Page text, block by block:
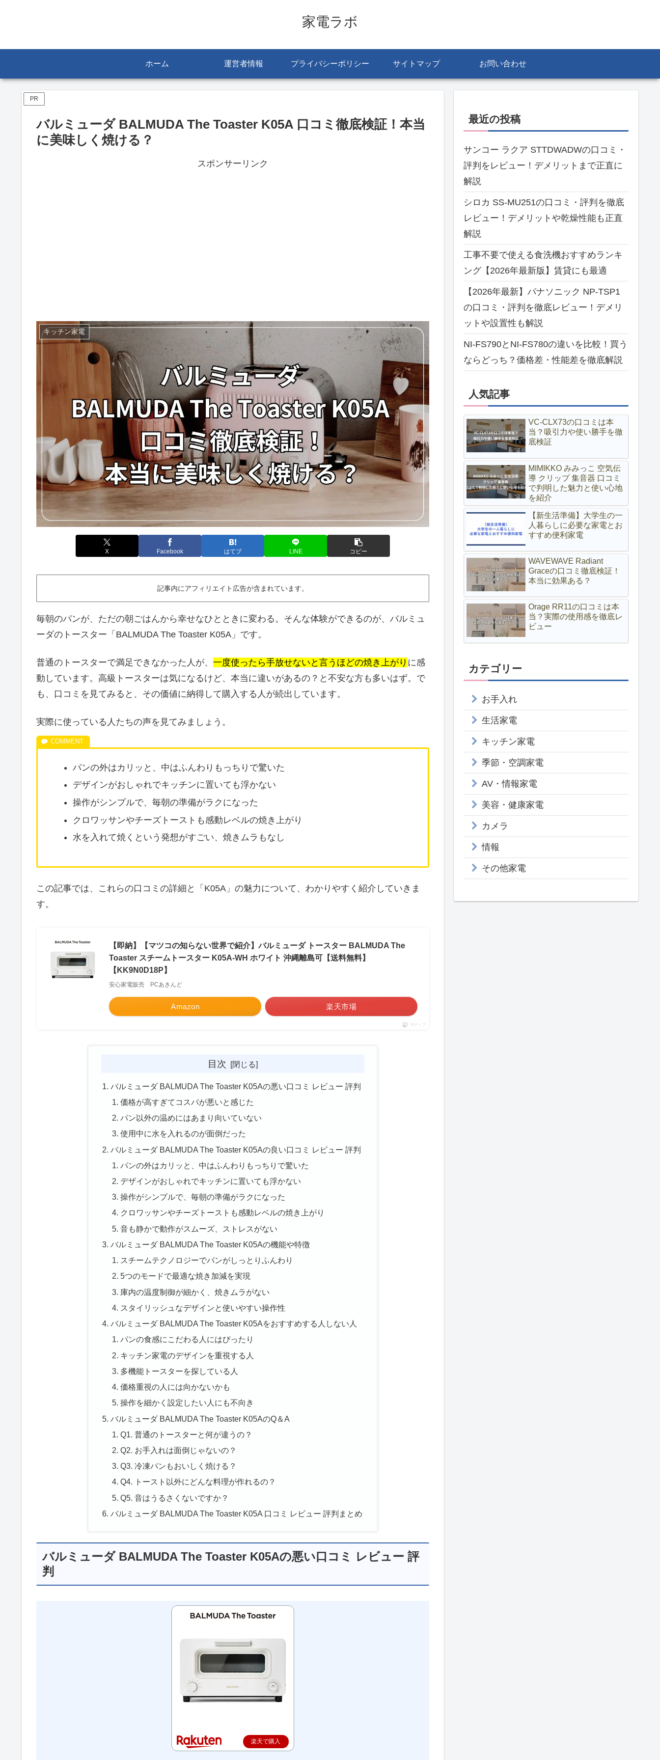
家電ラボ
ホーム 運営者情報 プライバシーポリシー サイトマップ お問い合わせ
PR
バルミューダ BALMUDA The Toaster K05A 口コミ徹底検証！本当
に美味しく焼ける？
スポンサーリンク
キッチン家電
X Facebook はてブ LINE コピー
記事内にアフィリエイト広告が含まれています。
毎朝のパンが、ただの朝ごはんから幸せなひとときに変わる。そんな体験ができるのが、バルミュ
ーダのトースター「BALMUDA The Toaster K05A」です。
普通のトースターで満足できなかった人が、 一度使ったら手放せないと言うほどの焼き上がり に感
動しています。高級トースターは気になるけど、本当に違いがあるの？と不安な方も多いはず。で
も、口コミを見てみると、その価値に納得して購入する人が続出しています。
実際に使っている人たちの声を見てみましょう。
パンの外はカリッと、中はふんわりもっちりで驚いた
デザインがおしゃれでキッチンに置いても浮かない
操作がシンプルで、毎朝の準備がラクになった
クロワッサンやチーズトーストも感動レベルの焼き上がり
水を入れて焼くという発想がすごい、焼きムラもなし
この記事では、これらの口コミの詳細と「K05A」の魅力について、わかりやすく紹介していきま
す。
【即納】【マツコの知らない世界で紹介】バルミューダ トースター BALMUDA The
Toaster スチームトースター K05A-WH ホワイト 沖縄離島可【送料無料】
【KK9N0D18P】
安心家電販売 PCあきんど
Amazon 楽天市場
ポチップ
目次
バルミューダ BALMUDA The Toaster K05Aの悪い口コミ レビュー 評判
価格が高すぎてコスパが悪いと感じた
パン以外の温めにはあまり向いていない
使用中に水を入れるのが面倒だった
バルミューダ BALMUDA The Toaster K05Aの良い口コミ レビュー 評判
パンの外はカリッと、中はふんわりもっちりで驚いた
デザインがおしゃれでキッチンに置いても浮かない
操作がシンプルで、毎朝の準備がラクになった
クロワッサンやチーズトーストも感動レベルの焼き上がり
音も静かで動作がスムーズ、ストレスがない
バルミューダ BALMUDA The Toaster K05Aの機能や特徴
スチームテクノロジーでパンがしっとりふんわり
5つのモードで最適な焼き加減を実現
庫内の温度制御が細かく、焼きムラがない
スタイリッシュなデザインと使いやすい操作性
バルミューダ BALMUDA The Toaster K05Aをおすすめする人しない人
パンの食感にこだわる人にはぴったり
キッチン家電のデザインを重視する人
多機能トースターを探している人
価格重視の人には向かないかも
操作を細かく設定したい人にも不向き
バルミューダ BALMUDA The Toaster K05AのQ＆A
Q1. 普通のトースターと何が違うの？
Q2. お手入れは面倒じゃないの？
Q3. 冷凍パンもおいしく焼ける？
Q4. トースト以外にどんな料理が作れるの？
Q5. 音はうるさくないですか？
バルミューダ BALMUDA The Toaster K05A 口コミ レビュー 評判まとめ
バルミューダ BALMUDA The Toaster K05Aの悪い口コミ レビュー 評
判
楽天で購入
最近の投稿
サンコー ラクア STTDWADWの口コミ・
評判をレビュー！デメリットまで正直に
解説
シロカ SS-MU251の口コミ・評判を徹底
レビュー！デメリットや乾燥性能も正直
解説
工事不要で使える食洗機おすすめランキ
ング【2026年最新版】賃貸にも最適
【2026年最新】パナソニック NP-TSP1
の口コミ・評判を徹底レビュー！デメリ
ットや設置性も解説
NI-FS790とNI-FS780の違いを比較！買う
ならどっち？価格差・性能差を徹底解説
人気記事
VC-CLX73の口コミは本
当？吸引力や使い勝手を徹
底検証
MIMIKKO みみっこ 空気伝
導 クリップ 集音器 口コミ
で判明した魅力と使い心地
を紹介
【新生活準備】大学生の一
人暮らしに必要な家電とお
すすめ便利家電
WAVEWAVE Radiant
Graceの口コミ徹底検証！
本当に効果ある？
Orage RR11の口コミは本
当？実際の使用感を徹底レ
ビュー
カテゴリー
お手入れ
生活家電
キッチン家電
季節・空調家電
AV・情報家電
美容・健康家電
カメラ
情報
その他家電